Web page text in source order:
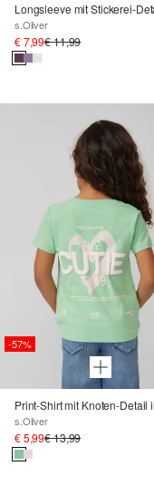
Longsleeve mit Stickerei-
s.Oliver
€ 7,99€ 11,99
-57%
s.Oliver
€ 5,99€ 13,99